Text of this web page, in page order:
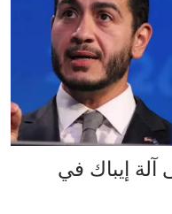
آلة إيباك في